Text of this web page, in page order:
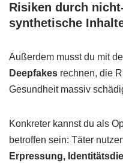
Risiken durch
synthetische
Außerdem musst du mit
Deepfakes rechnen, die
Gesundheit massiv
Konkreter kannst du als
betroffen sein: Täter
Erpressung,